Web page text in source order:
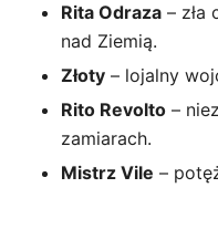
Rita Odraza –
nad Ziemią.
Złoty – lojalny
Rito Revolto –
zamiarach.
Mistrz Vile –